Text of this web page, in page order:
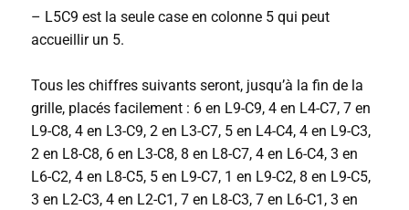
– L5C9 est la seule case en colonne 5 qui peut
accueillir un 5.
Tous les chiffres suivants seront, jusqu’à la fin de la
grille, placés facilement : 6 en L9-C9, 4 en L4-C7, 7 en
L9-C8, 4 en L3-C9, 2 en L3-C7, 5 en L4-C4, 4 en L9-C3,
2 en L8-C8, 6 en L3-C8, 8 en L8-C7, 4 en L6-C4, 3 en
L6-C2, 4 en L8-C5, 5 en L9-C7, 1 en L9-C2, 8 en L9-C5,
3 en L2-C3, 4 en L2-C1, 7 en L8-C3, 7 en L6-C1, 3 en